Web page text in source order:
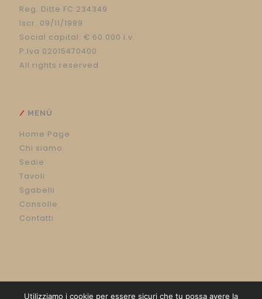
Reg. Ditte FC:234349
Iscr. 09/11/1989
Social capital: € 60.000 i.v.
P.Iva 02015470400
All rights reserved
MENÙ
Home Page
Chi siamo
Sedie
Tavoli
Sgabelli
Consolle
Contatti
Utilizziamo i cookie per essere sicuri che tu possa avere la